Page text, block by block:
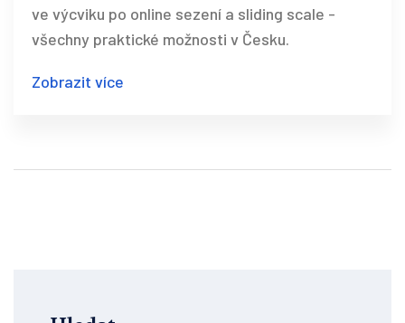
ve výcviku po online sezení a sliding scale -
všechny praktické možnosti v Česku.
Zobrazit více